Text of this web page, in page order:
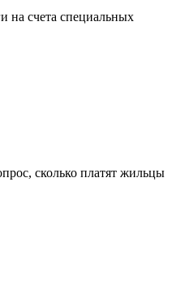
на счета специальных
сколько платят жильцы